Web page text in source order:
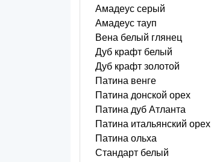
Амадеус серый
Амадеус тауп
Вена белый глянец
Дуб крафт белый
Дуб крафт золотой
Патина венге
Патина донской орех
Патина дуб Атланта
Патина итальянский орех
Патина ольха
Стандарт белый